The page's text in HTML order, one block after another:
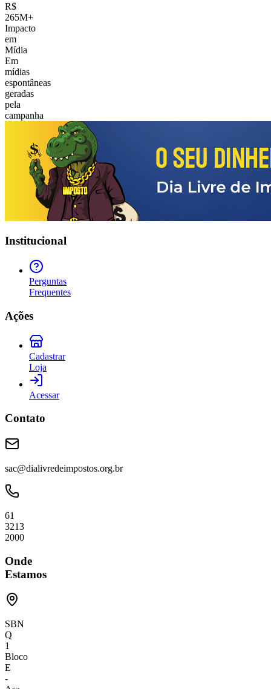
R$
265M+
Impacto
em
Mídia
Em
mídias
espontâneas
geradas
pela
campanha
Institucional
Perguntas
Frequentes
Ações
Cadastrar
Loja
Acessar
Contato
sac@dialivredeimpostos.org.br
61
3213
2000
Onde
Estamos
SBN
Q
1
Bloco
E
-